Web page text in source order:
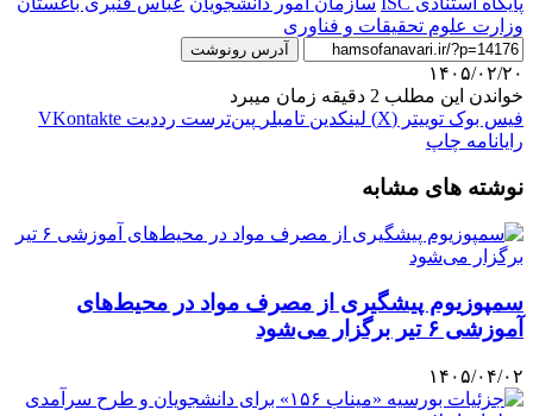
وزارت علوم تحقیقات و فناوری
آدرس رونوشت
۱۴۰۵/۰۲/۲۰
خواندن این مطلب 2 دقیقه زمان میبرد
فیس بوک توییتر (X) لینکدین ‫تامبلر ‫پین‌ترست ‫رددیت ‫VKontakte
رایانامه چاپ
نوشته های مشابه
سمپوزیوم پیشگیری از مصرف مواد در محیط‌های
آموزشی ۶ تیر برگزار می‌شود
۱۴۰۵/۰۴/۰۲